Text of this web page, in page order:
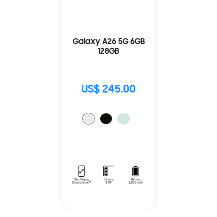
Galaxy A26 5G 6GB
128GB
US$ 245.00